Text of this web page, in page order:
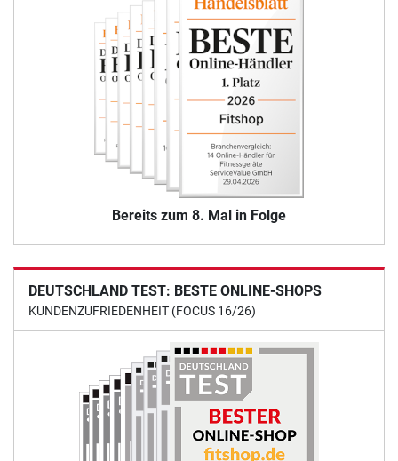
Bereits zum 8. Mal in Folge
DEUTSCHLAND TEST: BESTE ONLINE-SHOPS
KUNDENZUFRIEDENHEIT (FOCUS 16/26)